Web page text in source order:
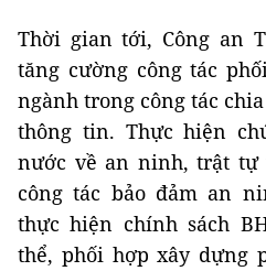
Thời gian tới, Công an
tăng cường công tác
ngành trong công tác
thông tin. Thực hiện
nước về an ninh, trật tự
công tác bảo đảm an
thực hiện chính sách
thể, phối hợp xây dựng